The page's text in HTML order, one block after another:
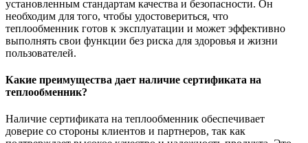
установленным стандартам качества и безопасности. Он
необходим для того, чтобы удостовериться, что
теплообменник готов к эксплуатации и может эффективно
выполнять свои функции без риска для здоровья и жизни
пользователей.
Какие преимущества дает наличие сертификата на
теплообменник?
Наличие сертификата на теплообменник обеспечивает
доверие со стороны клиентов и партнеров, так как